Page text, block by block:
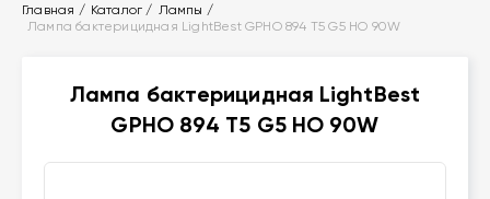
Главная Каталог
Лампы
Лампа бактерицидная LightBest GPHO 894 T5 G5 HO 90W
Лампа бактерицидная LightBest
GPHO 894 T5 G5 HO 90W